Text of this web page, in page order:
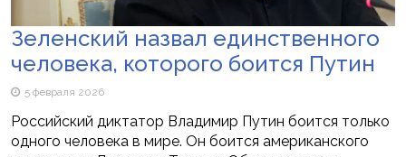
Зеленский назвал единственного
человека, которого боится Путин
5 февраля 2026
Российский диктатор Владимир Путин боится только
одного человека в мире. Он боится американского